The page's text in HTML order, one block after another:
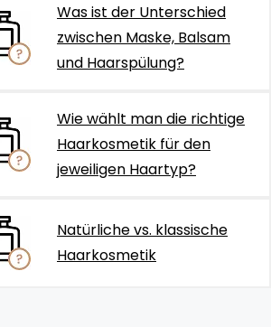
Was ist der Unterschied
zwischen Maske, Balsam
und Haarspülung?
Wie wählt man die richtige
Haarkosmetik für den
jeweiligen Haartyp?
Natürliche vs. klassische
Haarkosmetik